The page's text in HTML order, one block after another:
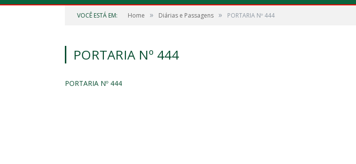
VOCÊ ESTÁ EM: Home » Diárias e Passagens » PORTARIA Nº 444
PORTARIA Nº 444
PORTARIA Nº 444